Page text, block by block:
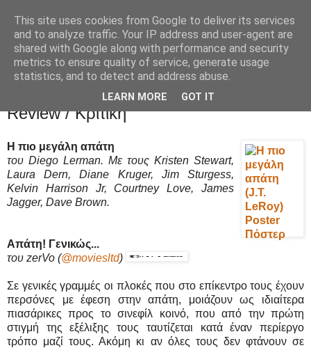
Movies Ltd
13/5/19
Η πιο μεγάλη απάτη (J.T. LeRoy) -
Review / Κριτική
Η πιο μεγάλη απάτη
του Diego Lerman. Με τους Kristen Stewart,
Laura Dern, Diane Kruger, Jim Sturgess,
Kelvin Harrison Jr, Courtney Love, James
Jagger, Dave Brown.
Απάτη! Γενικώς...
του zerVo (@moviesltd)
Σε γενικές γραμμές οι πλοκές που στο επίκεντρο τους έχουν
περσόνες με έφεση στην απάτη, μοιάζουν ως ιδιαίτερα
πιασάρικες προς το σινεφίλ κοινό, που από την πρώτη
στιγμή της εξέλιξης τους ταυτίζεται κατά έναν περίεργο
τρόπο μαζί τους. Ακόμη κι αν όλες τους δεν φτάνουν σε
This site uses cookies from Google to deliver its services
and to analyze traffic. Your IP address and user-agent are
shared with Google along with performance and security
metrics to ensure quality of service, generate usage
statistics, and to detect and address abuse.
LEARN MORE GOT IT